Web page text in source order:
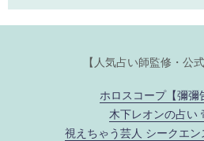
【人気占い師監修・公
ホロスコープ【彌彌
木下レオンの占い
視えちゃう芸人 シークエ